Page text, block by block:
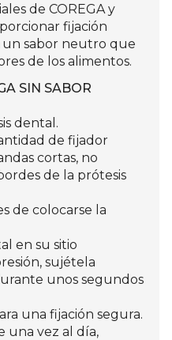
de COREGA y
fijación
sabor neutro que
de los alimentos.
SIN SABOR
dental.
de fijador
cortas, no
de la prótesis
de colocarse la
en su sitio
sujétela
unos segundos
una fijación segura.
una vez al día,